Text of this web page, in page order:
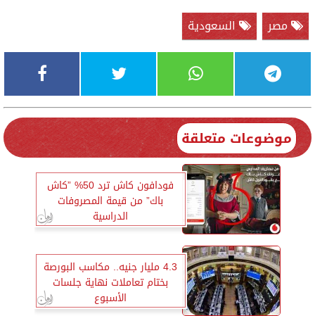
مصر
السعودية
موضوعات متعلقة
فودافون كاش ترد 50% ”كاش
باك” من قيمة المصروفات
الدراسية
4.3 مليار جنيه.. مكاسب البورصة
بختام تعاملات نهاية جلسات
الأسبوع